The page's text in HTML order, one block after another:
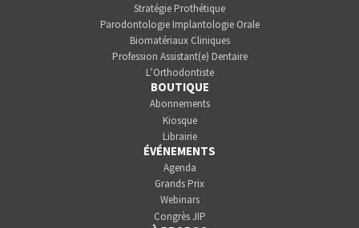
Stratégie Prothétique
Parodontologie Implantologie Orale
Biomatériaux Cliniques
Profession Assistant(e) Dentaire
L’Orthodontiste
BOUTIQUE
Abonnements
Kiosque
Librairie
ÉVÉNEMENTS
Agenda
Grands Prix
Webinars
Congrès JIP